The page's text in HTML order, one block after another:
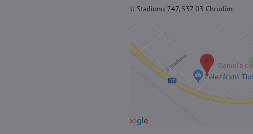
U Stadionu 747, 537 03 Chrudim